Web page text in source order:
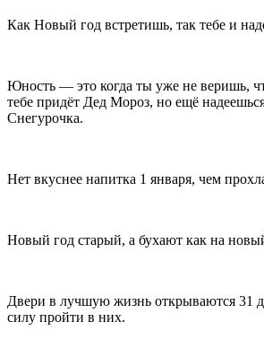
Как Новый год встретишь, так тебе и
Юность — это когда ты уже не веришь,
тебе придёт Дед Мороз, но ещё
Снегурочка.
Нет вкуснее напитка 1 января, чем
Новый год старый, а бухают как на
Двери в лучшую жизнь открываются 31
силу пройти в них.